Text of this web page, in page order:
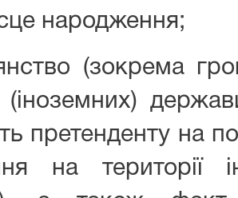
народження;
(зокрема
(іноземних)
претенденту на
на території